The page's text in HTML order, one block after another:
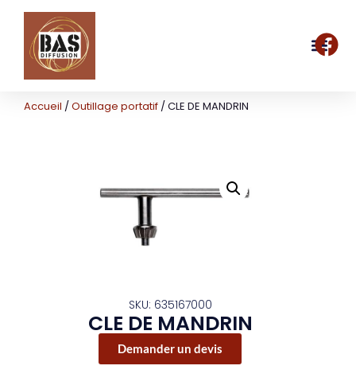
Accueil /Outillage portatif / CLE DE MANDRIN
SKU: 635167000
CLE DE MANDRIN
Demander un devis